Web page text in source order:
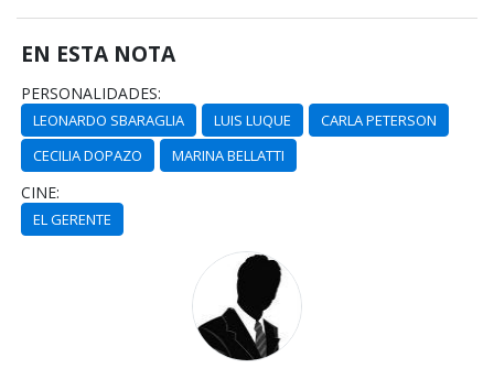
EN ESTA NOTA
PERSONALIDADES:
LEONARDO SBARAGLIA LUIS LUQUE
CARLA PETERSON
CECILIA DOPAZO
MARINA BELLATTI
CINE:
EL GERENTE